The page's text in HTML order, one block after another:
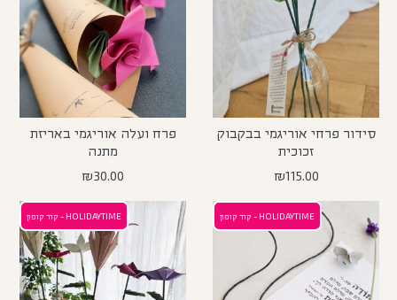
סידור פרחי אוריגמי בבקבוק
זכוכית
₪115.00
פרח ועלה אוריגמי באריזת
מתנה
₪30.00
HOLIDAYTIME - קוד קופון HOLIDAYTIME - קוד קופון